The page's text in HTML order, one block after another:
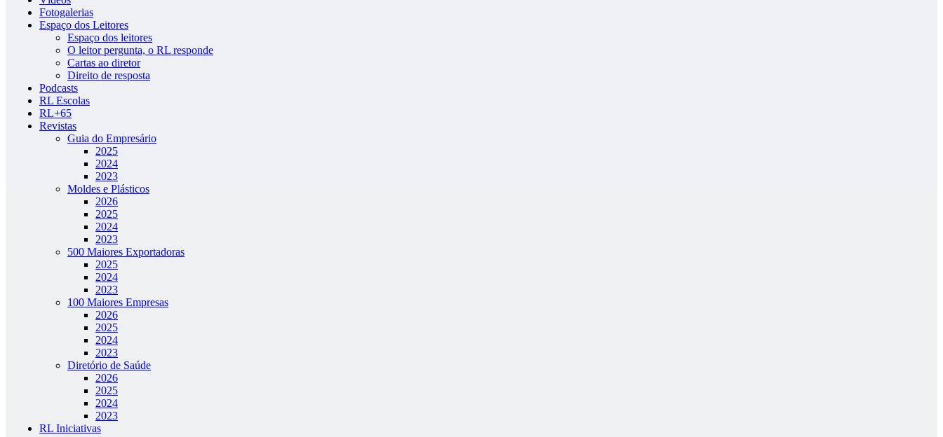
Fotogalerias
Espaço dos Leitores
Espaço dos leitores
O leitor pergunta, o RL responde
Cartas ao diretor
Direito de resposta
Podcasts
RL Escolas
RL+65
Revistas
Guia do Empresário
2025
2024
2023
Moldes e Plásticos
2026
2025
2024
2023
500 Maiores Exportadoras
2025
2024
2023
100 Maiores Empresas
2026
2025
2024
2023
Diretório de Saúde
2026
2025
2024
2023
RL Iniciativas